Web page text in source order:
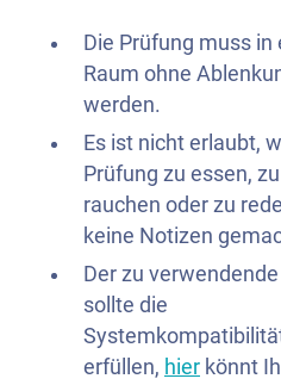
Die Prüfung muss
Raum ohne
werden.
Es ist nicht erlaubt,
Prüfung zu essen,
rauchen oder zu
keine Notizen
Der zu
sollte die
erfüllen, hier könnt